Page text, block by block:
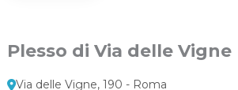
Plesso di Via delle Vigne
Via delle Vigne, 190 - Roma